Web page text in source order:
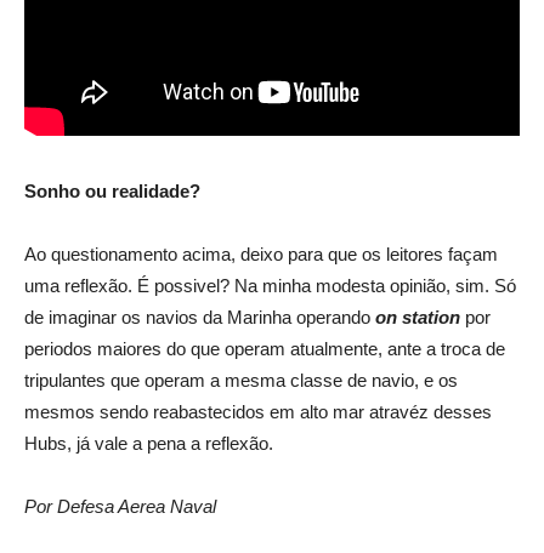
Sonho ou realidade?
Ao questionamento acima, deixo para que os leitores façam
uma reflexão. É possivel? Na minha modesta opinião, sim. Só
de imaginar os navios da Marinha operando on station por
periodos maiores do que operam atualmente, ante a troca de
tripulantes que operam a mesma classe de navio, e os
mesmos sendo reabastecidos em alto mar atravéz desses
Hubs, já vale a pena a reflexão.
Por Defesa Aerea Naval